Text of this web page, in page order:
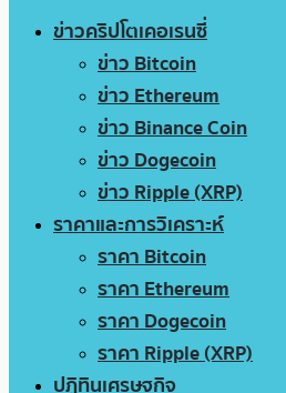
ข่าวคริปโตเคอเรนซี่
ข่าว Bitcoin
ข่าว Ethereum
ข่าว Binance Coin
ข่าว Dogecoin
ข่าว Ripple (XRP)
ราคาและการวิเคราะห์
ราคา Bitcoin
ราคา Ethereum
ราคา Dogecoin
ราคา Ripple (XRP)
ปฏิทินเศรษฐกิจ